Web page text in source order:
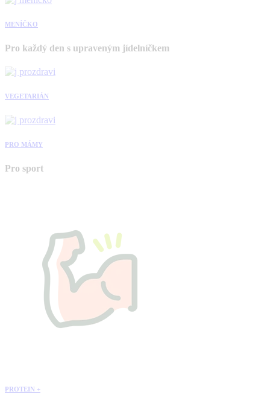
MENÍČKO
Pro každý den s upraveným jídelníčkem
VEGETARIÁN
PRO MÁMY
Pro sport
PROTEIN +